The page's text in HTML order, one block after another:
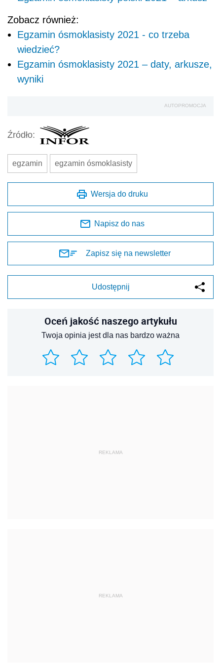
Zobacz również:
Egzamin ósmoklasisty 2021 - co trzeba
wiedzieć?
Egzamin ósmoklasisty 2021 – daty, arkusze,
wyniki
AUTOPROMOCJA
Źródło:
egzamin egzamin ósmoklasisty
Wersja do druku
Napisz do nas
Zapisz się na newsletter
Udostępnij
Oceń jakość naszego artykułu
Twoja opinia jest dla nas bardzo ważna
REKLAMA
REKLAMA